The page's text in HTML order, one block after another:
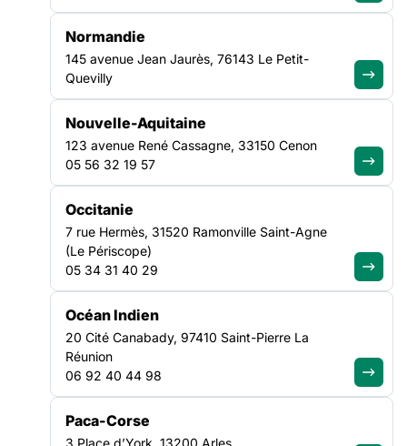
NOS ACTUALITÉS
Suivez le mouvement de la
VEILLE SOCIALE, HÉBERGEMENT ET LOGEMENT
NATIONAL
Normandie
145 avenue Jean Jaurès, 76143 Le Petit-
Quevilly
Nouvelle-Aquitaine
123 avenue René Cassagne, 33150 Cenon
05 56 32 19 57
Occitanie
7 rue Hermès, 31520 Ramonville Saint-Agne
(Le Périscope)
05 34 31 40 29
Océan Indien
20 Cité Canabady, 97410 Saint-Pierre La
Réunion
06 92 40 44 98
Paca-Corse
3 Place d’York, 13200 Arles